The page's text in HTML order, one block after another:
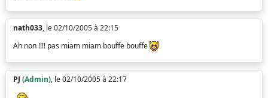
nath033, le 02/10/2005 à 22:15
Ah non !!!! pas miam miam bouffe bouffe
PJ (Admin), le 02/10/2005 à 22:17